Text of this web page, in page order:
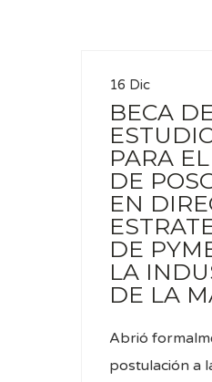
16 Dic
BECA
PARA
DE
EN
DE
LA
DE LA
Abrió
postulación a